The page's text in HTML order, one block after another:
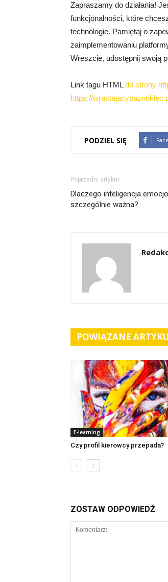
Zapraszamy do działania!
funkcjonalności, które
technologie. Pamiętaj o
zaimplementowaniu
Wreszcie, udostępnij swoją
Link tagu HTMLdo strony
https://
PODZIEL SIĘ
Poprzedni artykuł
Dlaczego inteligencja
szczególnie ważna?
POWIĄZANE
E-learning
Czy profil kierowcy przepada?
ZOSTAW ODPOWIEDŹ